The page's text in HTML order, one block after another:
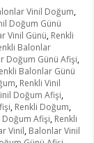
Vinil Doğum,
Doğum Günü
Vinil Günü, Renkli
Balonlar
Doğum Günü Afişi,
Balonlar Günü
, Renkli Vinil
Doğum Afişi,
, Renkli Doğum,
Doğum Afişi, Renkli
Vinil, Balonlar Vinil